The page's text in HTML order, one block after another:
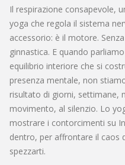
Il respirazione consapevole,
yoga che regola il sistema
accessorio: è il motore.
ginnastica. E quando
equilibrio interiore che si
presenza mentale, non
risultato di giorni, settimane,
movimento, al silenzio. Lo
mostrare i contorcimenti su
dentro, per affrontare il caos
spezzarti.